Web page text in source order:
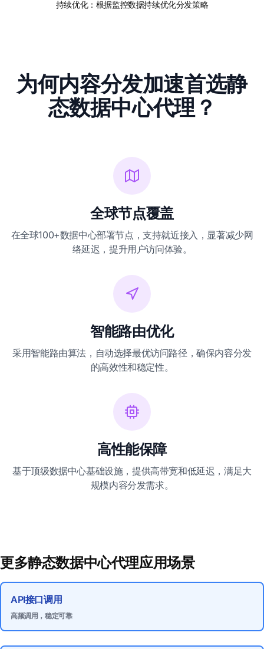
持续优化：根据监控数据持续优化分发策略
为何内容分发加速首选静
态数据中心代理？
全球节点覆盖
在全球100+数据中心部署节点，支持就近接入，显著减少网
络延迟，提升用户访问体验。
智能路由优化
采用智能路由算法，自动选择最优访问路径，确保内容分发
的高效性和稳定性。
高性能保障
基于顶级数据中心基础设施，提供高带宽和低延迟，满足大
规模内容分发需求。
更多静态数据中心代理应用场景
API接口调用
高频调用，稳定可靠